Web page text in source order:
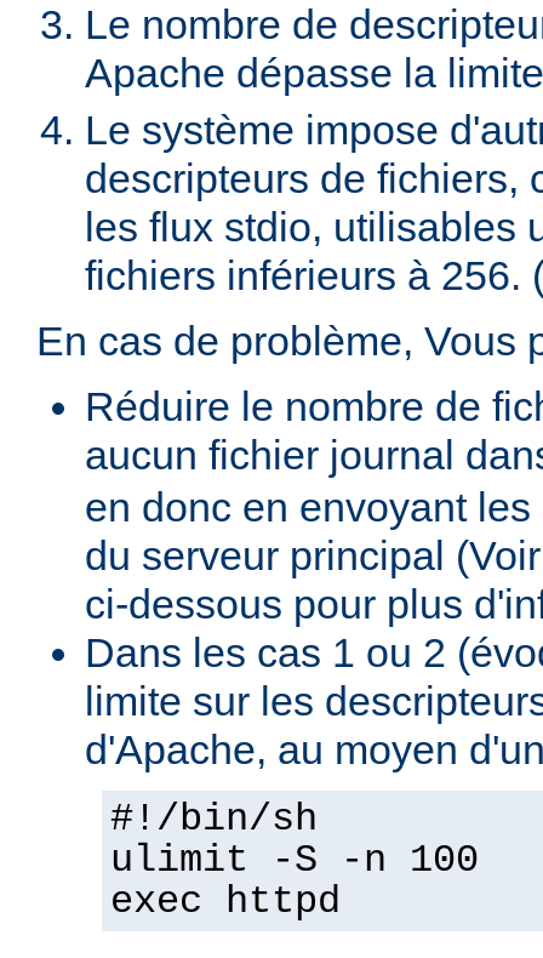
Le nombre de
Apache dépasse la
Le système impose
descripteurs de fichiers,
les flux stdio, utilisables
fichiers inférieurs à 256.
En cas de problème, Vous
Réduire le nombre de
aucun fichier journal
en donc en envoyant
du serveur principal
ci-dessous pour plus
Dans les cas 1 ou 2
limite sur les
d'Apache, au moyen
#!/bin/sh
ulimit -S -n 100
exec httpd